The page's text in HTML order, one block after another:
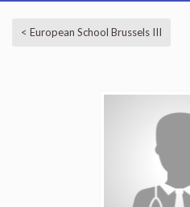
< European School Brussels III